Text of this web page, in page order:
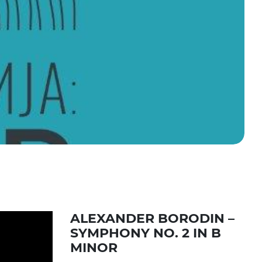
ALEXANDER BORODIN –
SYMPHONY NO. 2 IN B
MINOR